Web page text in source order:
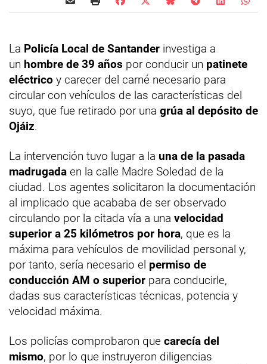
La Policía Local de Santander investiga a
un hombre de 39 años por conducir un patinete
eléctrico y carecer del carné necesario para
circular con vehículos de las características del
suyo, que fue retirado por una grúa al depósito de
Ojáiz.
La intervención tuvo lugar a la una de la pasada
madrugada en la calle Madre Soledad de la
ciudad. Los agentes solicitaron la documentación
al implicado que acababa de ser observado
circulando por la citada vía a una velocidad
superior a 25 kilómetros por hora, que es la
máxima para vehículos de movilidad personal y,
por tanto, sería necesario el permiso de
conducción AM o superior para conducirle,
dadas sus características técnicas, potencia y
velocidad máxima.
Los policías comprobaron que carecía del
mismo, por lo que instruyeron diligencias